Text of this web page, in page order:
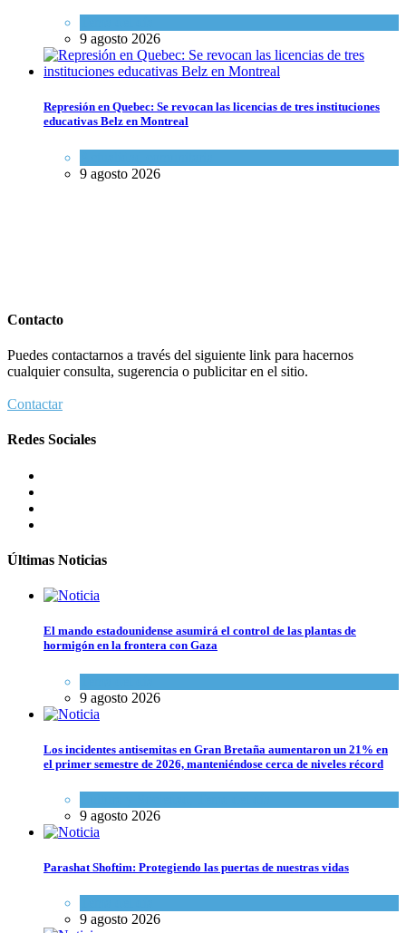
9 agosto 2026
Represión en Quebec: Se revocan las licencias de tres instituciones
educativas Belz en Montreal
9 agosto 2026
Contacto
Puedes contactarnos a través del siguiente link para hacernos
cualquier consulta, sugerencia o publicitar en el sitio.
Contactar
Redes Sociales
Últimas Noticias
El mando estadounidense asumirá el control de las plantas de
hormigón en la frontera con Gaza
9 agosto 2026
Los incidentes antisemitas en Gran Bretaña aumentaron un 21% en
el primer semestre de 2026, manteniéndose cerca de niveles récord
9 agosto 2026
Parashat Shoftim: Protegiendo las puertas de nuestras vidas
9 agosto 2026